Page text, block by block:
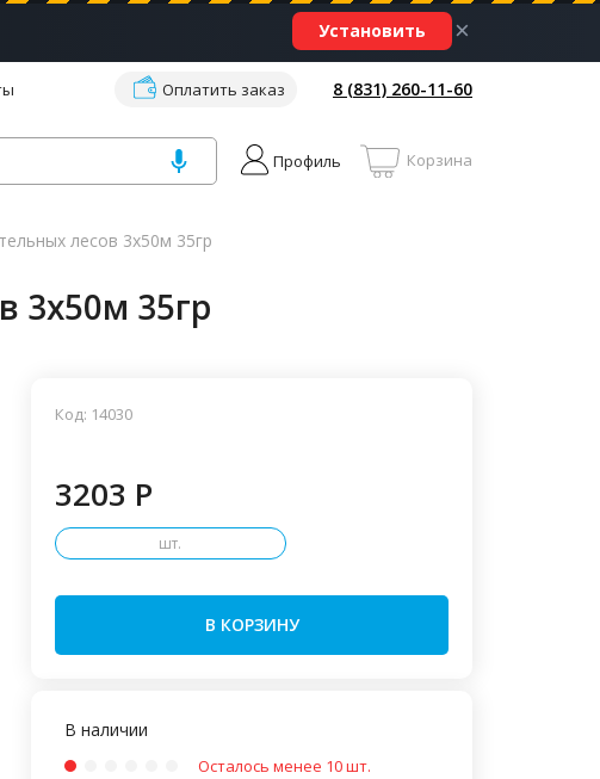
Установить ×
Оплатить заказ 8 (831) 260-11-60
Профиль Корзина
лесов 3х50м 35гр
3х50м 35гр
Код: 14030
3203 P
шт.
В КОРЗИНУ
В наличии
Осталось менее 10 шт.